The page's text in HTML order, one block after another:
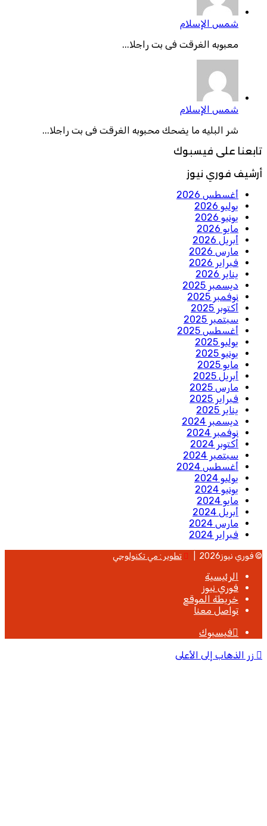
شمس الإسلام
معبوبه الغرقت فى بت راجلا...
شمس الإسلام
شر البليه ما يضحك محبوبه الغرقت فى بت راجلا...
على فيسبوك
فوري نيوز
أغسطس 2026
يوليو 2026
يونيو 2026
مايو 2026
أبريل 2026
مارس 2026
فبراير 2026
يناير 2026
ديسمبر 2025
نوفمبر 2025
أكتوبر 2025
سبتمبر 2025
أغسطس 2025
يوليو 2025
يونيو 2025
مايو 2025
أبريل 2025
مارس 2025
فبراير 2025
يناير 2025
ديسمبر 2024
نوفمبر 2024
أكتوبر 2024
سبتمبر 2024
أغسطس 2024
يوليو 2024
يونيو 2024
مايو 2024
أبريل 2024
مارس 2024
فبراير 2024
نيوز2026 | تطوير : مي تكنولوجي
الرئيسية
فوري نيوز
خريطة الموقع
تواصل معنا
فيسبوك
زر الذهاب إلى الأعلى